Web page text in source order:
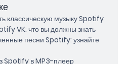
классическую музыку Spotify
VK: что вы должны знать
песни Spotify: узнайте
Spotify в MP3-плеер